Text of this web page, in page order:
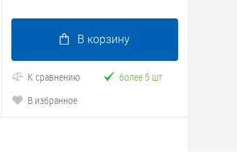
В корзину
К сравнению
более 5 шт
В избранное